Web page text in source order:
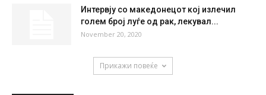
Интервју со македонецот кој излечил
голем број луѓе од рак, лекувал...
November 20, 2020
Прикажи повеќе